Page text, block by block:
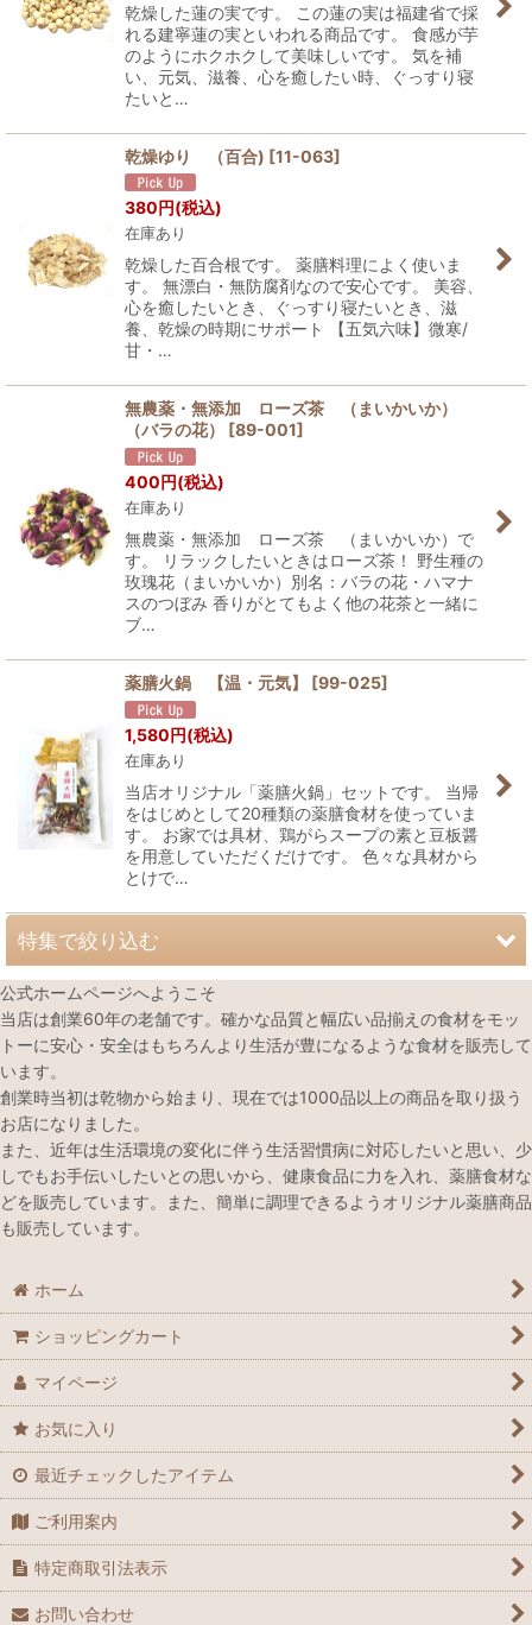
乾燥した蓮の実です。 この蓮の実は福建省で採
れる建寧蓮の実といわれる商品です。 食感が芋
のようにホクホクして美味しいです。 気を補
い、元気、滋養、心を癒したい時、ぐっすり寝
たいと…
乾燥ゆり （百合) [11-063]
380円(税込)
在庫あり
乾燥した百合根です。 薬膳料理によく使いま
す。 無漂白・無防腐剤なので安心です。 美容、
心を癒したいとき、ぐっすり寝たいとき、滋
養、乾燥の時期にサポート 【五気六味】微寒/
甘・…
無農薬・無添加 ローズ茶 （まいかいか）
（バラの花）
[89-001]
400円(税込)
在庫あり
無農薬・無添加 ローズ茶 （まいかいか）で
す。 リラックしたいときはローズ茶！ 野生種の
玫瑰花（まいかいか）別名：バラの花・ハマナ
スのつぼみ 香りがとてもよく他の花茶と一緒に
ブ…
薬膳火鍋 【温・元気】 [99-025]
1,580円(税込)
在庫あり
当店オリジナル「薬膳火鍋」セットです。 当帰
をはじめとして20種類の薬膳食材を使っていま
す。 お家では具材、鶏がらスープの素と豆板醤
を用意していただくだけです。 色々な具材から
とけで…
特集で絞り込む
春のオススメ薬膳食材
夏のオススメ薬膳食材
秋のオススメ薬膳食材
冬のオススメ薬膳食材
心を癒したい時のおすすめ薬膳食材
ぐっすり寝たいときのおすすめ薬膳食材
美容におすすめ薬膳食材
理想のメリハリボディーをサポートするおすすめ薬膳食材
スマホ・パソコンをよく使う方におすすめ薬膳食材
体を温めたい時におすすめ薬膳食材
鉄分が気になる時におすすめ薬膳食材
公式ホームページへようこそ
当店は創業60年の老舗です。確かな品質と幅広い品揃えの食材をモッ
トーに安心・安全はもちろんより生活が豊になるような食材を販売して
います。
創業時当初は乾物から始まり、現在では1000品以上の商品を取り扱う
お店になりました。
また、近年は生活環境の変化に伴う生活習慣病に対応したいと思い、少
しでもお手伝いしたいとの思いから、健康食品に力を入れ、薬膳食材な
どを販売しています。また、簡単に調理できるようオリジナル薬膳商品
も販売しています。
ホーム
ショッピングカート
マイページ
お気に入り
最近チェックしたアイテム
ご利用案内
特定商取引法表示
お問い合わせ